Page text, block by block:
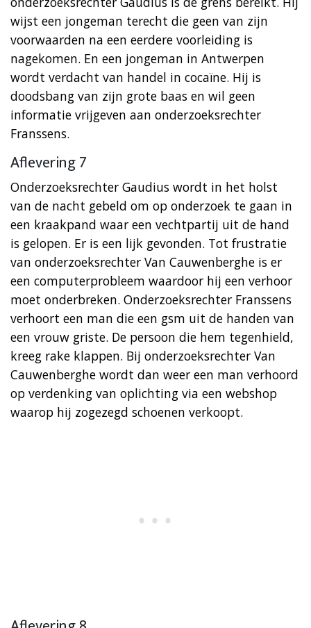
wijst een jongeman terecht die geen van zijn
voorwaarden na een eerdere voorleiding is
nagekomen. En een jongeman in Antwerpen
wordt verdacht van handel in cocaïne. Hij is
doodsbang van zijn grote baas en wil geen
informatie vrijgeven aan onderzoeksrechter
Franssens.
Aflevering 7
Onderzoeksrechter Gaudius wordt in het holst
van de nacht gebeld om op onderzoek te gaan in
een kraakpand waar een vechtpartij uit de hand
is gelopen. Er is een lijk gevonden. Tot frustratie
van onderzoeksrechter Van Cauwenberghe is er
een computerprobleem waardoor hij een verhoor
moet onderbreken. Onderzoeksrechter Franssens
verhoort een man die een gsm uit de handen van
een vrouw griste. De persoon die hem tegenhield,
kreeg rake klappen. Bij onderzoeksrechter Van
Cauwenberghe wordt dan weer een man verhoord
op verdenking van oplichting via een webshop
waarop hij zogezegd schoenen verkoopt.